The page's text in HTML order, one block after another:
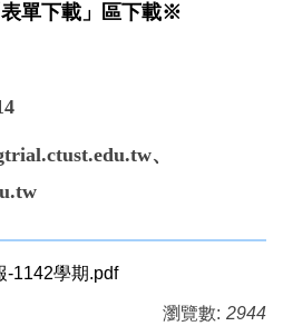
表單下載 」 區下載※
、
-1142學期.pdf
瀏覽數: 2944